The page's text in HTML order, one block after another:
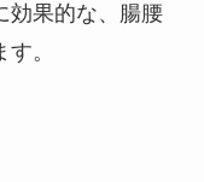
効果的な、腸腰
。